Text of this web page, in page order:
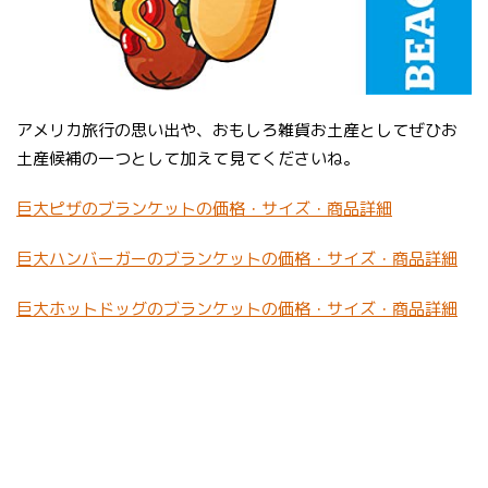
アメリカ旅行の思い出や、おもしろ雑貨お土産としてぜひお
土産候補の一つとして加えて見てくださいね。
巨大ピザのブランケットの価格・サイズ・商品詳細
巨大ハンバーガーのブランケットの価格・サイズ・商品詳細
巨大ホットドッグのブランケットの価格・サイズ・商品詳細